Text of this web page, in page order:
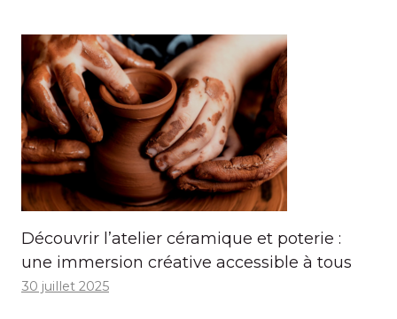
Découvrir l’atelier céramique et poterie :
une immersion créative accessible à tous
30 juillet 2025